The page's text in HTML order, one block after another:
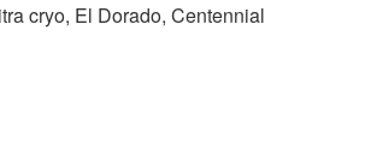
cryo, El Dorado, Centennial